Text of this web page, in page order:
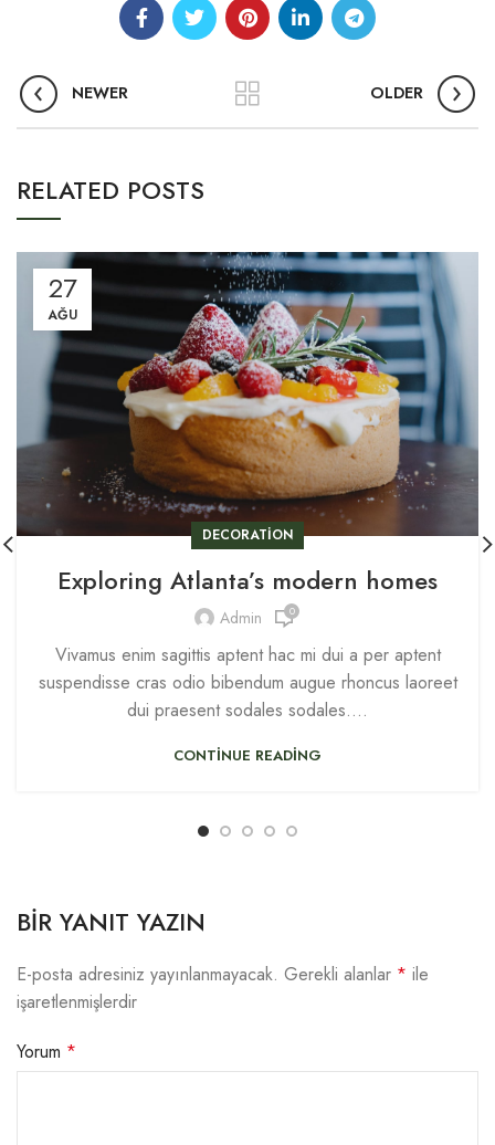
NEWER OLDER
RELATED POSTS
27
AĞU
DECORATION
Exploring Atlanta’s modern homes
Admin 0
Vivamus enim sagittis aptent hac mi dui a per aptent
suspendisse cras odio bibendum augue rhoncus laoreet
dui praesent sodales sodales....
CONTINUE READING
BIR YANIT YAZIN
E-posta adresiniz yayınlanmayacak. Gerekli alanlar * ile
işaretlenmişlerdir
Yorum *